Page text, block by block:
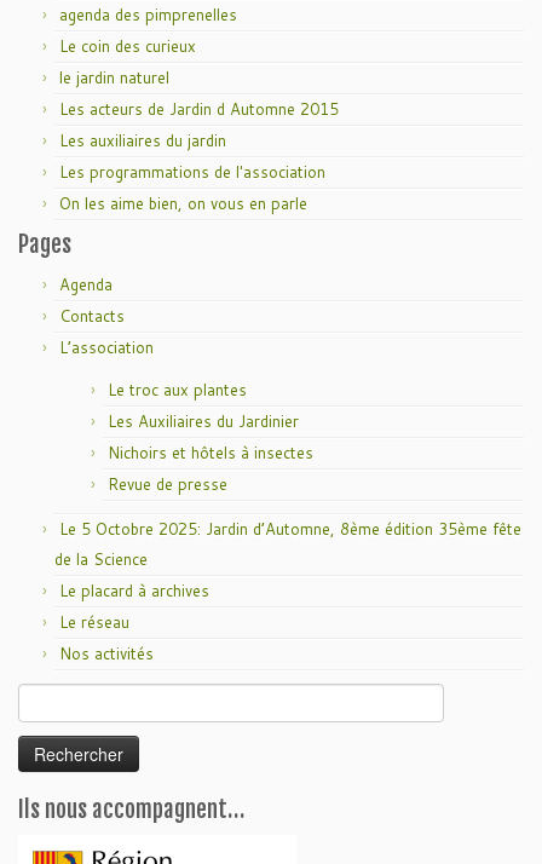
agenda des pimprenelles
Le coin des curieux
le jardin naturel
Les acteurs de Jardin d Automne 2015
Les auxiliaires du jardin
Les programmations de l'association
On les aime bien, on vous en parle
Pages
Agenda
Contacts
L’association
Le troc aux plantes
Les Auxiliaires du Jardinier
Nichoirs et hôtels à insectes
Revue de presse
Le 5 Octobre 2025: Jardin d’Automne, 8ème édition 35ème fête
de la Science
Le placard à archives
Le réseau
Nos activités
Ils nous accompagnent…